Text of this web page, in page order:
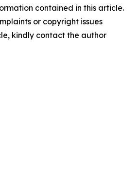
contained in this article.
or copyright issues
kindly contact the author